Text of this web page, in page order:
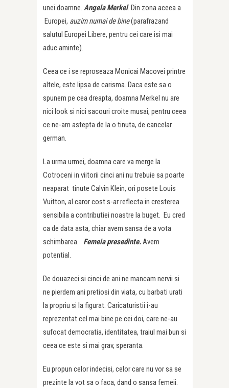
unei doamne. Angela Merkel. Din zona aceea a
Europei, auzim numai de bine(parafrazand
salutul Europei Libere, pentru cei care isi mai
aduc aminte).
Ceea ce i se reproseaza Monicai Macovei printre
altele, este lipsa de carisma. Daca este sa o
spunem pe cea dreapta, doamna Merkel nu are
nici look si nici sacouri croite musai, pentru ceea
ce ne-am astepta de la o tinuta, de cancelar
german.
La urma urmei, doamna care va merge la
Cotroceni in viitorii cinci ani nu trebuie sa poarte
neaparat tinute Calvin Klein, ori posete Louis
Vuitton, al caror cost s-ar reflecta in cresterea
sensibila a contributiei noastre la buget. Eu cred
ca de data asta, chiar avem sansa de a vota
schimbarea. Femeia presedinte.Avem
potential.
De douazeci si cinci de ani ne mancam nervii si
ne pierdem ani pretiosi din viata, cu barbati urati
la propriu si la figurat. Caricaturistii i-au
reprezentat cel mai bine pe cei doi, care ne-au
sufocat democratia, identitatea, traiul mai bun si
ceea ce este si mai grav, speranta.
Eu propun celor indecisi, celor care nu vor sa se
prezinte la vot sa o faca, dand o sansa femeii.